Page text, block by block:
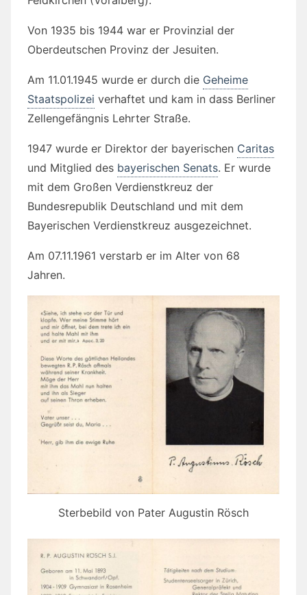
Von 1935 bis 1944 war er Provinzial der
Oberdeutschen Provinz der Jesuiten.
Am 11.01.1945 wurde er durch die Geheime
Staatspolizei verhaftet und kam in dass Berliner
Zellengefängnis Lehrter Straße.
1947 wurde er Direktor der bayerischen Caritas
und Mitglied des bayerischen Senats. Er wurde
mit dem Großen Verdienstkreuz der
Bundesrepublik Deutschland und mit dem
Bayerischen Verdienstkreuz ausgezeichnet.
Am 07.11.1961 verstarb er im Alter von 68
Jahren.
Sterbebild von Pater Augustin Rösch